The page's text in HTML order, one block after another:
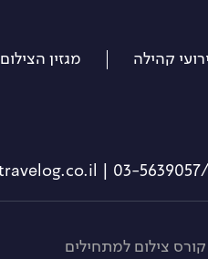
קהילה מגזין הצילום
קורס צילום למתחילים